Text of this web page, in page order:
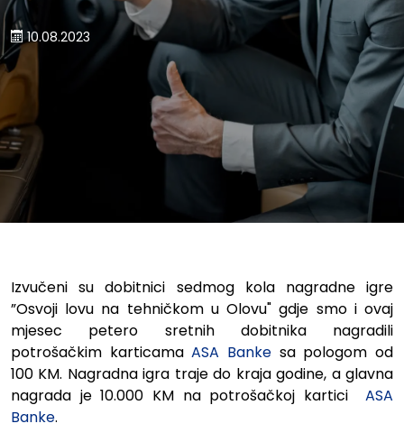
10.08.2023
Izvučeni su dobitnici sedmog kola nagradne igre
”Osvoji lovu na tehničkom u Olovu" gdje smo i ovaj
mjesec petero sretnih dobitnika nagradili
potrošačkim karticamaASA Banke sa pologom od
100 KM. Nagradna igra traje do kraja godine, a glavna
nagrada je 10.000 KM na potrošačkoj kartici ASA
Banke.